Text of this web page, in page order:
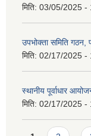
मिति: 03/05/2025 -
उपभोक्ता समिति गठन,
मिति: 02/17/2025 -
स्थानीय पूर्वाधार
मिति: 02/17/2025 -